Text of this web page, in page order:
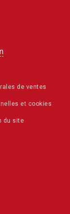
de ventes
et cookies
du site